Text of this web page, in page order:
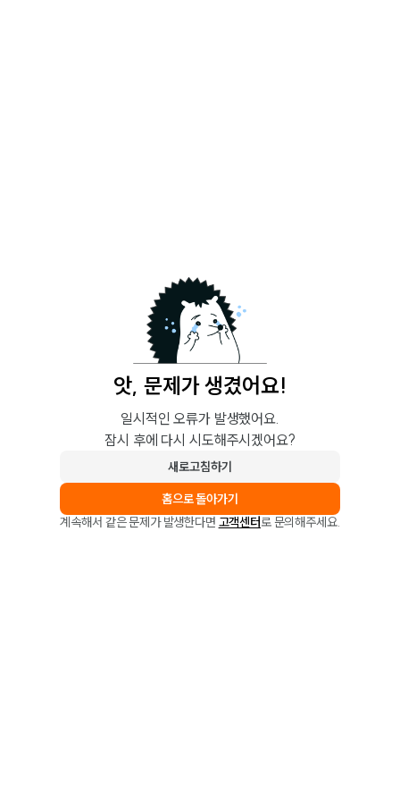
앗, 문제가 생겼어요!
일시적인 오류가 발생했어요.
잠시 후에 다시 시도해주시겠어요?
새로고침하기
홈으로 돌아가기
계속해서 같은 문제가 발생한다면 고객센터로 문의해주세요.